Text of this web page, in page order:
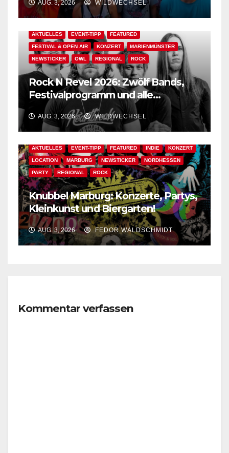
AUG. 3, 2026 WILDWECHSEL
AKTUELLES EVENT-TIPP FEATURED
FESTIVAL & OPEN AIR KONZERT MARIENMÜNSTER
NEWSTICKER OWL REGIONAL ROCK
Rock N Revel 2026: Zwölf Bands,
Festivalprogramm und alle
wichtigen Informationen!
AUG. 3, 2026 WILDWECHSEL
AKTUELLES EVENT-TIPP FEATURED INDIE KONZERT
LOCATION MARBURG NEWSTICKER NORDHESSEN
PARTY REGIONAL ROCK
Knubbel Marburg: Konzerte, Partys,
Kleinkunst und Biergarten!
AUG. 3, 2026 FEDOR WALDSCHMIDT
Kommentar verfassen